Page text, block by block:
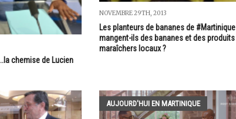
chemise de Lucien
NOVEMBRE 29TH, 2013
Les planteurs de bananes de #Martinique
mangent-ils des bananes et des produits
maraîchers locaux ?
AUJOURD'HUI EN MARTINIQUE